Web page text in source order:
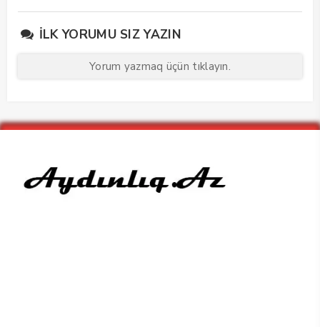
İLK YORUMU SIZ YAZIN
Yorum yazmaq üçün tıklayın.